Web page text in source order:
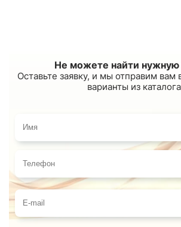
Не можете найти нужную
Оставьте заявку, и мы отправим
варианты из каталога
Имя
Телефон
E-mail